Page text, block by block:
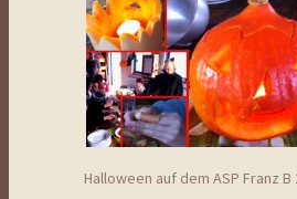
Halloween auf dem ASP Franz B